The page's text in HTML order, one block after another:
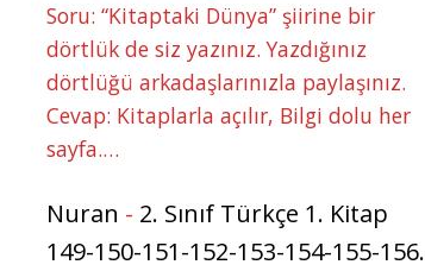
Soru: “Kitaptaki Dünya” şiirine bir
dörtlük de siz yazınız. Yazdığınız
dörtlüğü arkadaşlarınızla paylaşınız.
Cevap: Kitaplarla açılır, Bilgi dolu her
sayfa.…
Nuran - 2. Sınıf Türkçe 1. Kitap
149-150-151-152-153-154-155-156.